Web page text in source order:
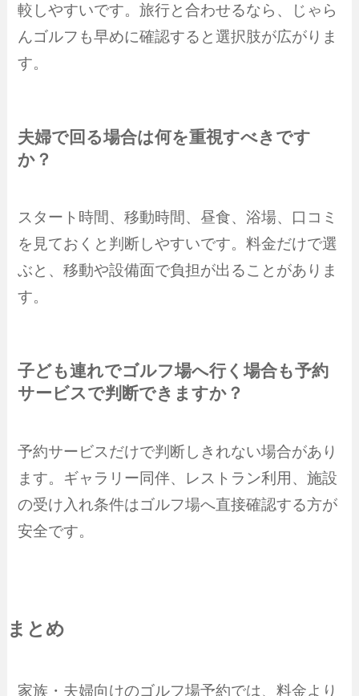
較しやすいです。旅行と合わせるなら、じゃら
んゴルフも早めに確認すると選択肢が広がりま
す。
夫婦で回る場合は何を重視すべきです
か？
スタート時間、移動時間、昼食、浴場、口コミ
を見ておくと判断しやすいです。料金だけで選
ぶと、移動や設備面で負担が出ることがありま
す。
子ども連れでゴルフ場へ行く場合も予約
サービスで判断できますか？
予約サービスだけで判断しきれない場合があり
ます。ギャラリー同伴、レストラン利用、施設
の受け入れ条件はゴルフ場へ直接確認する方が
安全です。
まとめ
家族・夫婦向けのゴルフ場予約では、料金より